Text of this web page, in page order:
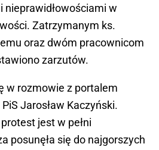
nieprawidłowościami w
Zatrzymanym ks.
oraz dwóm pracownicom
zarzutów.
w rozmowie z portalem
Jarosław Kaczyński.
jest w pełni
posunęła się do najgorszych